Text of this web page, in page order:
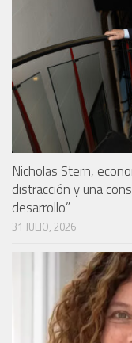
Nicholas Stern,
distracción y una
desarrollo”
31 JULIO, 2026